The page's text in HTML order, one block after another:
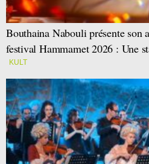
Bouthaina Nabouli présente son
festival Hammamet 2026 : Une
KULT